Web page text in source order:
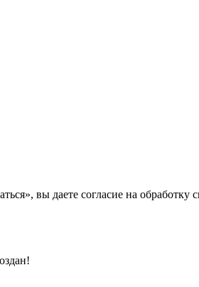
вы даете согласие на